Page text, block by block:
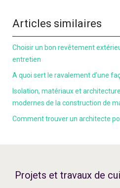
Articles similaires
Choisir un bon revêtement
entretien
A quoi sert le ravalement d’une
Isolation, matériaux et
modernes de la construction de
Comment trouver un architecte
Projets et travaux de